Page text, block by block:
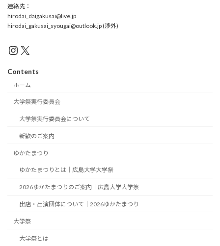
連絡先：
hirodai_daigakusai@live.jp
hirodai_gakusai_syougai@outlook.jp (渉外)
Instagram
X
Contents
ホーム
大学祭実行委員会
大学祭実行委員会について
新歓のご案内
ゆかたまつり
ゆかたまつりとは｜広島大学大学祭
2026ゆかたまつりのご案内｜広島大学大学祭
出店・出演団体について｜2026ゆかたまつり
大学祭
大学祭とは